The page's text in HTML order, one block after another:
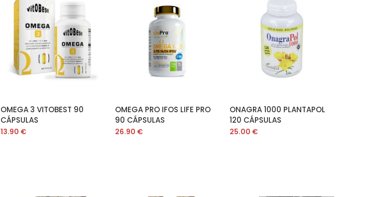
AÑADIR AL CARRITO
OMEGA 3 VITOBEST 90
CÁPSULAS
13.90 €
AÑADIR AL CARRITO
OMEGA PRO IFOS LIFE PRO
90 CÁPSULAS
26.90 €
AÑADIR AL CARRITO
ONAGRA 1000 PLANTAPOL
120 CÁPSULAS
25.00 €